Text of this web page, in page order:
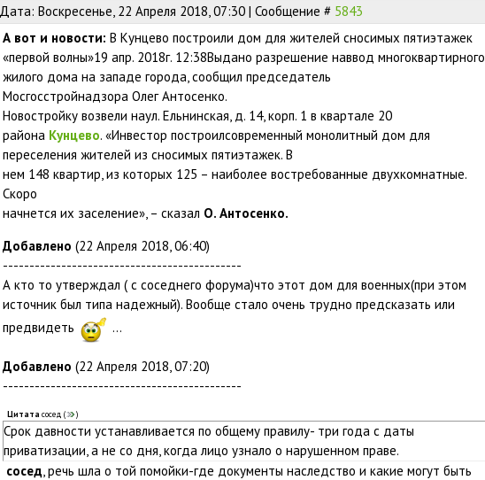
Дата: Воскресенье, 22 Апреля 2018, 07:30 | Сообщение # 5843
А вот и новости: В Кунцево построили дом для жителей сносимых пятиэтажек
«первой волны»19 апр. 2018г. 12:38Выдано разрешение наввод многоквартирного
жилого дома на западе города, сообщил председатель
Мосгосстройнадзора Олег Антосенко.
Новостройку возвели наул. Ельнинская, д. 14, корп. 1 в квартале 20
района Кунцево. «Инвестор построилсовременный монолитный дом для
переселения жителей из сносимых пятиэтажек. В
нем 148 квартир, из которых 125 – наиболее востребованные двухкомнатные.
Скоро
начнется их заселение», – сказал О. Антосенко.
Добавлено (22 Апреля 2018, 06:40)
---------------------------------------------
А кто то утверждал ( с соседнего форума)что этот дом для военных(при этом
источник был типа надежный). Вообще стало очень трудно предсказать или
предвидеть
...
Добавлено (22 Апреля 2018, 07:20)
---------------------------------------------
Цитата сосед ( )
Срок давности устанавливается по общему правилу- три года с даты
приватизации, а не со дня, когда лицо узнало о нарушенном праве.
сосед , речь шла о той помойки-где документы наследство и какие могут быть